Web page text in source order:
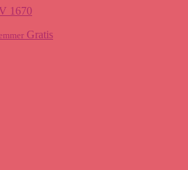
1670
Gratis